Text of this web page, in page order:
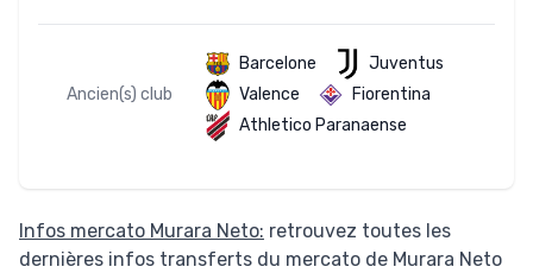
Ancien(s) club
Barcelone
Juventus
Valence
Fiorentina
Athletico Paranaense
Infos mercato Murara Neto: retrouvez toutes les
dernières infos transferts du mercato de Murara Neto